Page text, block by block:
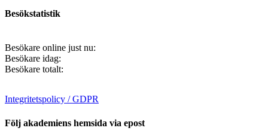
Besökstatistik
Besökare online just nu:
Besökare idag:
Besökare totalt:
Integritetspolicy / GDPR
Följ akademiens hemsida via epost